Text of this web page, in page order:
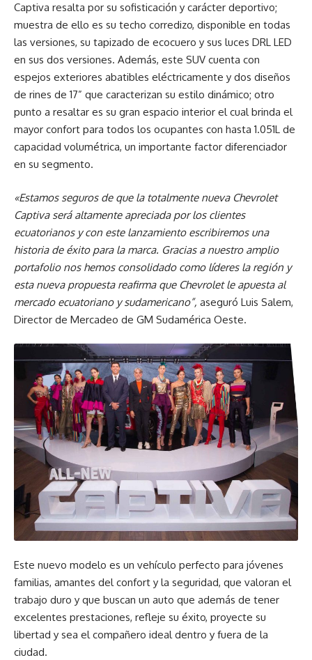
Captiva resalta por su sofisticación y carácter deportivo;
muestra de ello es su techo corredizo, disponible en todas
las versiones, su tapizado de ecocuero y sus luces DRL LED
en sus dos versiones. Además, este SUV cuenta con
espejos exteriores abatibles eléctricamente y dos diseños
de rines de 17” que caracterizan su estilo dinámico; otro
punto a resaltar es su gran espacio interior el cual brinda el
mayor confort para todos los ocupantes con hasta 1.051L de
capacidad volumétrica, un importante factor diferenciador
en su segmento.
«Estamos seguros de que la totalmente nueva Chevrolet
Captiva será altamente apreciada por los clientes
ecuatorianos y con este lanzamiento escribiremos una
historia de éxito para la marca. Gracias a nuestro amplio
portafolio nos hemos consolidado como líderes la región y
esta nueva propuesta reafirma que Chevrolet le apuesta al
mercado ecuatoriano y sudamericano”, aseguró Luis Salem,
Director de Mercadeo de GM Sudamérica Oeste.
Este nuevo modelo es un vehículo perfecto para jóvenes
familias, amantes del confort y la seguridad, que valoran el
trabajo duro y que buscan un auto que además de tener
excelentes prestaciones, refleje su éxito, proyecte su
libertad y sea el compañero ideal dentro y fuera de la
ciudad.